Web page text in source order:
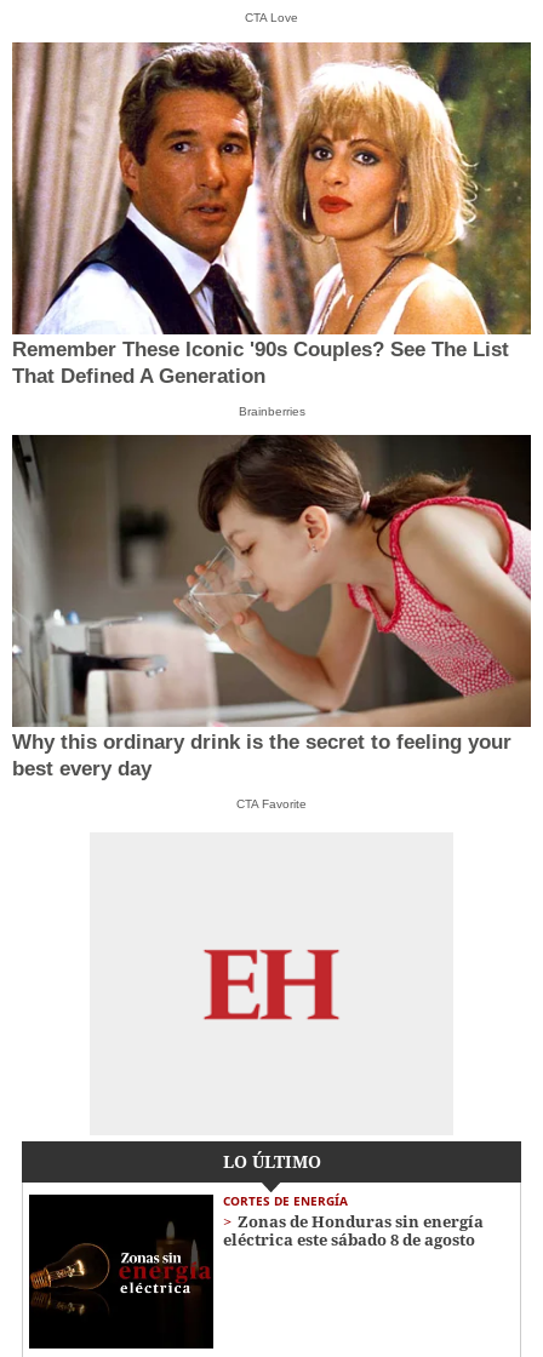
CTA Love
Remember These Iconic '90s Couples? See The List
That Defined A Generation
Brainberries
Why this ordinary drink is the secret to feeling your
best every day
CTA Favorite
LO ÚLTIMO
CORTES DE ENERGÍA
Zonas de Honduras sin energía
eléctrica este sábado 8 de agosto